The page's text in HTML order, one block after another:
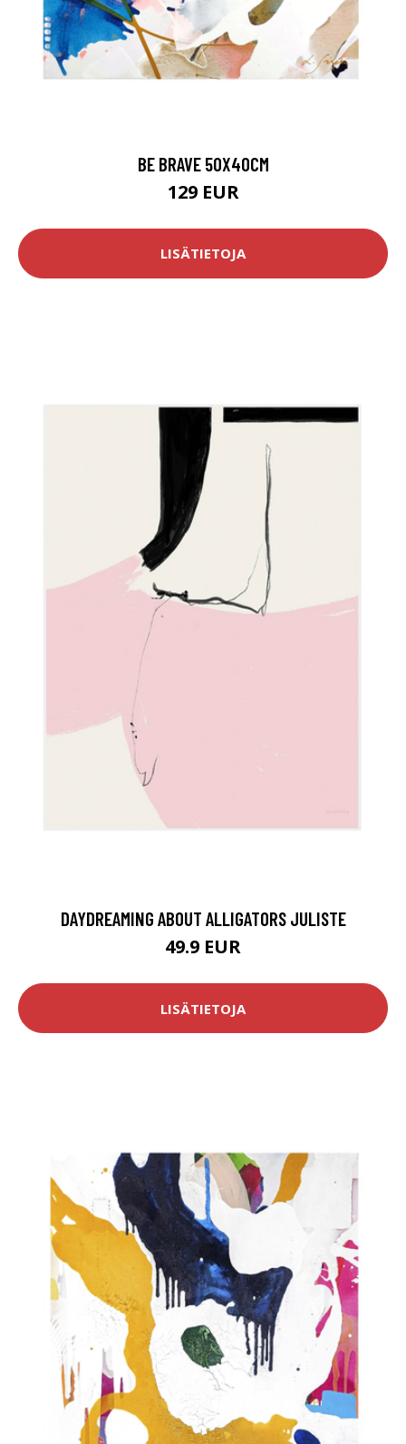
BE BRAVE 50X40CM
129 EUR
LISÄTIETOJA
DAYDREAMING ABOUT ALLIGATORS JULISTE
49.9 EUR
LISÄTIETOJA